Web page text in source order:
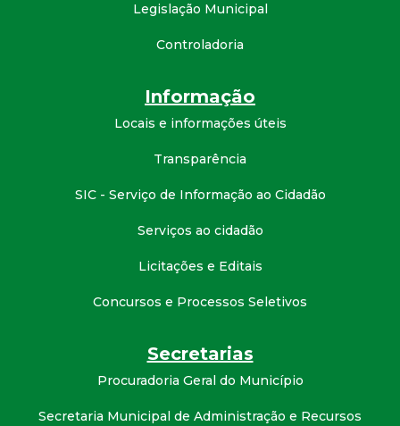
Legislação Municipal
Controladoria
Informação
Locais e informações úteis
Transparência
SIC - Serviço de Informação ao Cidadão
Serviços ao cidadão
Licitações e Editais
Concursos e Processos Seletivos
Secretarias
Procuradoria Geral do Município
Secretaria Municipal de Administração e Recursos